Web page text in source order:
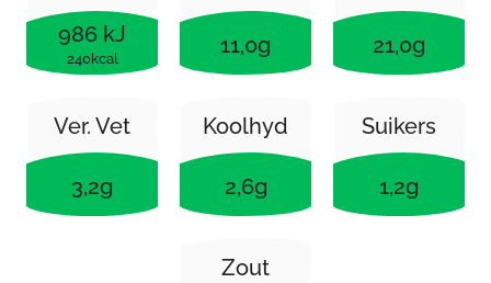
986 kJ
240kcal
11,0g 21,0g
Ver. Vet
3,2g
Koolhyd
2,6g
Suikers
1,2g
Zout